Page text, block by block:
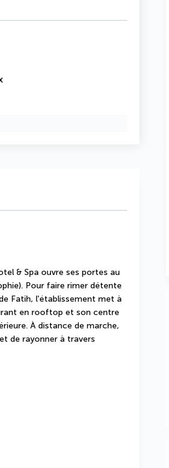
& Spa ouvre ses portes au
Pour faire rimer détente
Fatih, l'établissement met à
en rooftop et son centre
À distance de marche,
de rayonner à travers